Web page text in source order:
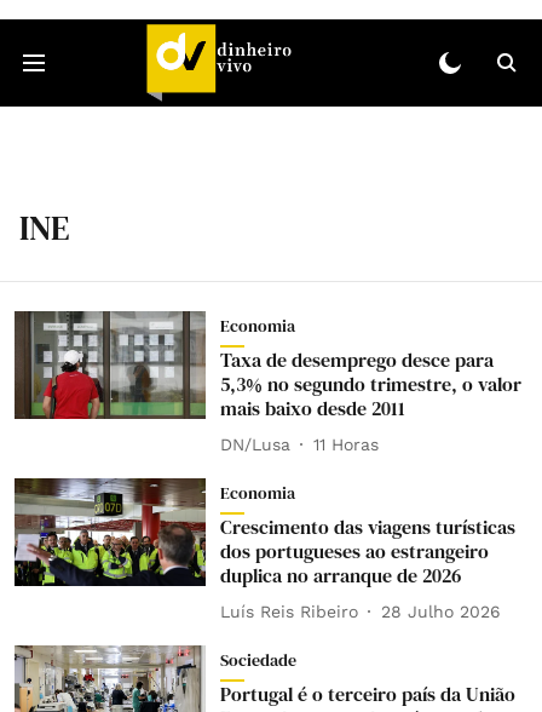
INE
Economia
Taxa de desemprego desce para
5,3% no segundo trimestre, o valor
mais baixo desde 2011
DN/Lusa 11 Horas
Economia
Crescimento das viagens turísticas
dos portugueses ao estrangeiro
duplica no arranque de 2026
Luís Reis Ribeiro 28 Julho 2026
Sociedade
Portugal é o terceiro país da União